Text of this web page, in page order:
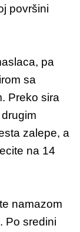
površini
pa
sa
Preko sira
zalepe, a
na 14
namazom
Po sredini